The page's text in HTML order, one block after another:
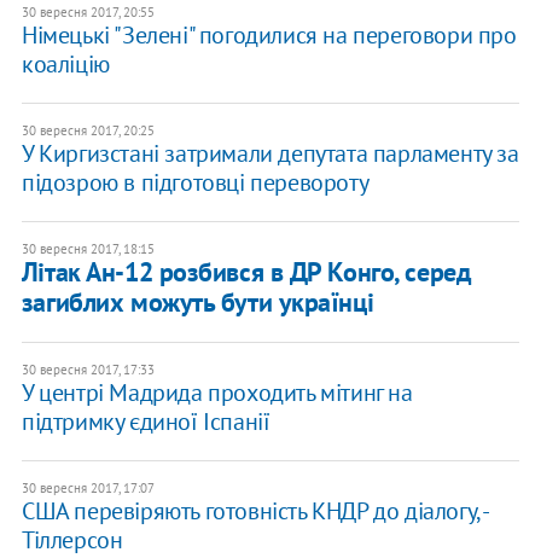
30 вересня 2017, 20:55
Німецькі "Зелені" погодилися на переговори про
коаліцію
30 вересня 2017, 20:25
У Киргизстані затримали депутата парламенту за
підозрою в підготовці перевороту
30 вересня 2017, 18:15
Літак Ан-12 розбився в ДР Конго, серед
загиблих можуть бути українці
30 вересня 2017, 17:33
У центрі Мадрида проходить мітинг на
підтримку єдиної Іспанії
30 вересня 2017, 17:07
США перевіряють готовність КНДР до діалогу, -
Тіллерсон